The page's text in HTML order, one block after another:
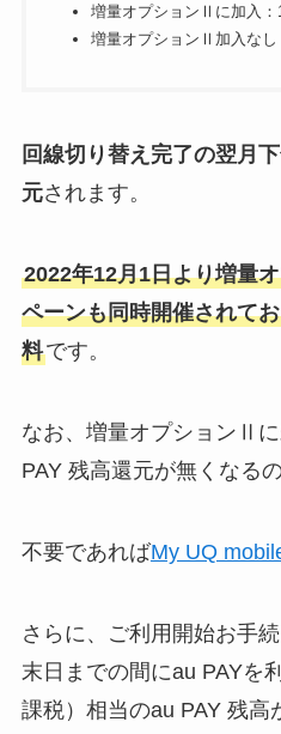
増量オプションⅡに加入：
増量オプションⅡ加入なし
回線切り替え完了の翌月
元されます。
2022年12月1日より増量
ペーンも同時開催されて
料です。
なお、増量オプションⅡ
PAY 残高還元が無くなる
不要であればMy UQ
さらに、ご利用開始お手
末日までの間にau PAYを
課税）相当のau PAY 残高